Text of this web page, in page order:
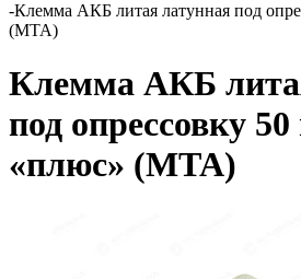
-Клемма АКБ литая латунная под
(MTA)
Клемма АКБ
под опрессовку
«плюс» (MTA)